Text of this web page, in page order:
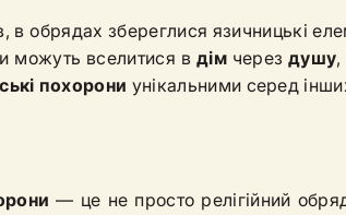
в обрядах збереглися язичницькі
можуть вселитися в дімчерездушу,
похорони унікальними серед
— це не просто релігійний